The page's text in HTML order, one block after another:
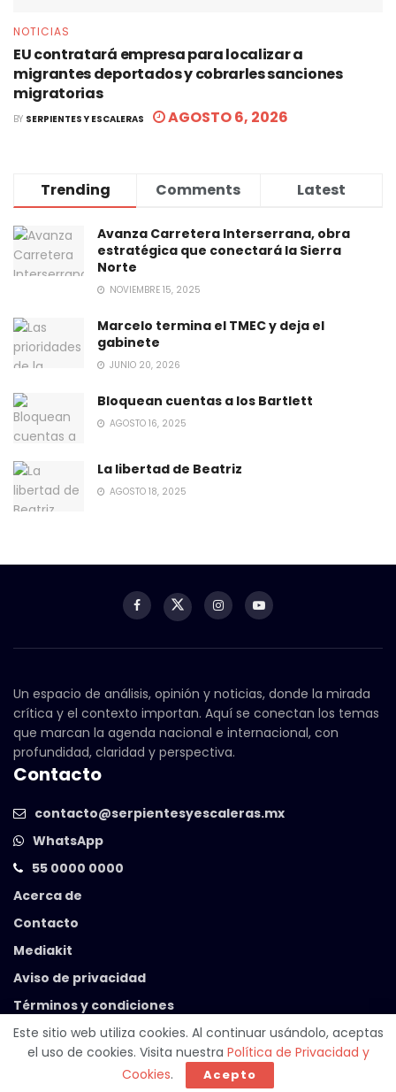
NOTICIAS
EU contratará empresa para localizar a
migrantes deportados y cobrarles sanciones
migratorias
BY SERPIENTES Y ESCALERAS AGOSTO 6, 2026
Trending Comments Latest
Avanza Carretera Interserrana, obra
estratégica que conectará la Sierra
Norte
NOVIEMBRE 15, 2025
Marcelo termina el TMEC y deja el
gabinete
JUNIO 20, 2026
Bloquean cuentas a los Bartlett
AGOSTO 16, 2025
La libertad de Beatriz
AGOSTO 18, 2025
Un espacio de análisis, opinión y noticias, donde la mirada
crítica y el contexto importan. Aquí se conectan los temas
que marcan la agenda nacional e internacional, con
profundidad, claridad y perspectiva.
Contacto
contacto@serpientesyescaleras.mx
WhatsApp
55 0000 0000
Acerca de
Contacto
Mediakit
Aviso de privacidad
Términos y condiciones
© 2025 Serpientes y Escaleras. Powered by
Este sitio web utiliza cookies. Al continuar usándolo, aceptas
el uso de cookies. Visita nuestra Política de Privacidad y
Cookies. Acepto